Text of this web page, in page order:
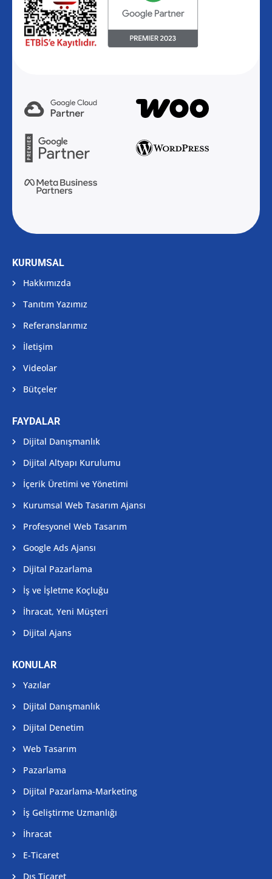
KURUMSAL
Hakkımızda
Tanıtım Yazımız
Referanslarımız
İletişim
Videolar
Bütçeler
FAYDALAR
Dijital Danışmanlık
Dijital Altyapı Kurulumu
İçerik Üretimi ve Yönetimi
Kurumsal Web Tasarım Ajansı
Profesyonel Web Tasarım
Google Ads Ajansı
Dijital Pazarlama
İş ve İşletme Koçluğu
İhracat, Yeni Müşteri
Dijital Ajans
KONULAR
Yazılar
Dijital Danışmanlık
Dijital Denetim
Web Tasarım
Pazarlama
Dijital Pazarlama-Marketing
İş Geliştirme Uzmanlığı
İhracat
E-Ticaret
Dış Ticaret